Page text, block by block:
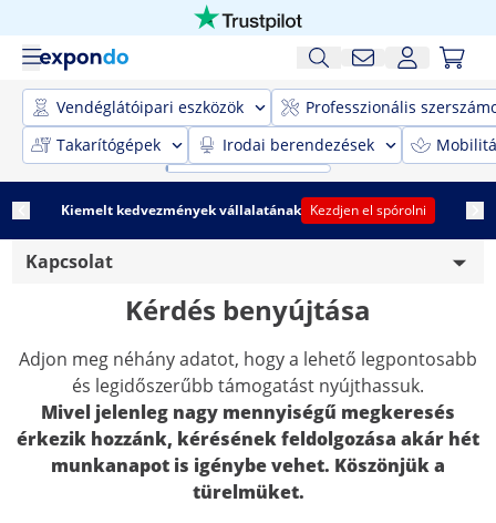
Vendéglátóipari eszközök
Professzionális
Takarítógépek
Irodai berendezések
Kiemelt kedvezmények vállalatának Kezdjen el spórolni
Kapcsolat
Használt elemek kezelése
Árgarancia
Szállítási információk
Impresszum
Kérdés benyújtása
Adjon meg néhány adatot, hogy a lehető legpontosabb
és legidőszerűbb támogatást nyújthassuk.
Mivel jelenleg nagy mennyiségű megkeresés
érkezik hozzánk, kérésének feldolgozása akár hét
munkanapot is igénybe vehet. Köszönjük a
türelmüket.